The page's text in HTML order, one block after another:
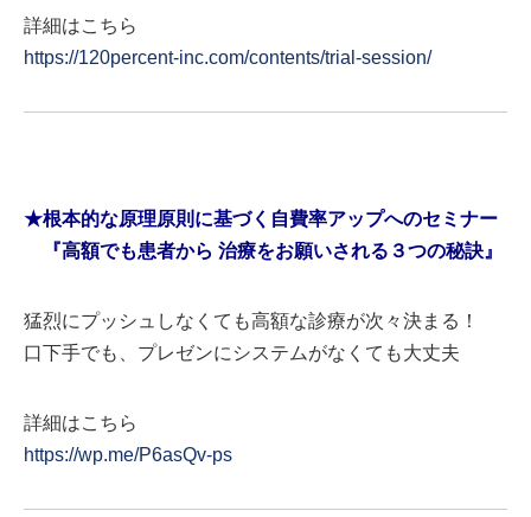
詳細はこちら
https://120percent-inc.com/contents/trial-session/
★根本的な原理原則に基づく自費率アップへのセミナー
『高額でも患者から 治療をお願いされる３つの秘訣』
猛烈にプッシュしなくても高額な診療が次々決まる！
口下手でも、プレゼンにシステムがなくても大丈夫
詳細はこちら
https://wp.me/P6asQv-ps